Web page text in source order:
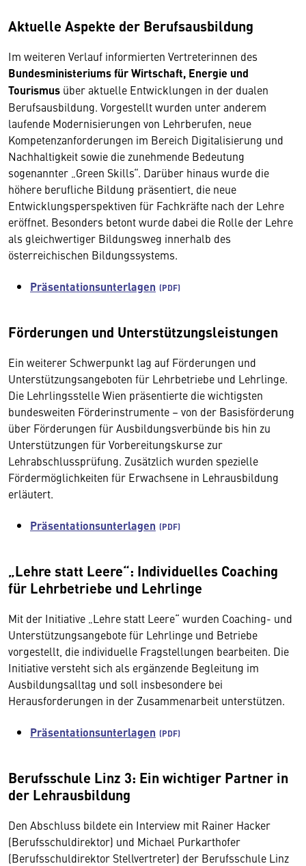
Aktuelle Aspekte der Berufsausbildung
Im weiteren Verlauf informierten Vertreterinnen des
Bundesministeriums für Wirtschaft, Energie und
Tourismus über aktuelle Entwicklungen in der dualen
Berufsausbildung. Vorgestellt wurden unter anderem
laufende Modernisierungen von Lehrberufen, neue
Kompetenzanforderungen im Bereich Digitalisierung und
Nachhaltigkeit sowie die zunehmende Bedeutung
sogenannter „Green Skills“. Darüber hinaus wurde die
höhere berufliche Bildung präsentiert, die neue
Entwicklungsperspektiven für Fachkräfte nach der Lehre
eröffnet. Besonders betont wurde dabei die Rolle der Lehre
als gleichwertiger Bildungsweg innerhalb des
österreichischen Bildungssystems.
Präsentationsunterlagen
Förderungen und Unterstützungsleistungen
Ein weiterer Schwerpunkt lag auf Förderungen und
Unterstützungsangeboten für Lehrbetriebe und Lehrlinge.
Die Lehrlingsstelle Wien präsentierte die wichtigsten
bundesweiten Förderinstrumente – von der Basisförderung
über Förderungen für Ausbildungsverbünde bis hin zu
Unterstützungen für Vorbereitungskurse zur
Lehrabschlussprüfung. Zusätzlich wurden spezielle
Fördermöglichkeiten für Erwachsene in Lehrausbildung
erläutert.
Präsentationsunterlagen
„Lehre statt Leere“: Individuelles Coaching
für Lehrbetriebe und Lehrlinge
Mit der Initiative „Lehre statt Leere“ wurden Coaching- und
Unterstützungsangebote für Lehrlinge und Betriebe
vorgestellt, die individuelle Fragstellungen bearbeiten. Die
Initiative versteht sich als ergänzende Begleitung im
Ausbildungsalltag und soll insbesondere bei
Herausforderungen in der Zusammenarbeit unterstützen.
Präsentationsunterlagen
Berufsschule Linz 3: Ein wichtiger Partner in
der Lehrausbildung
Den Abschluss bildete ein Interview mit Rainer Hacker
(Berufsschuldirektor) und Michael Purkarthofer
(Berufsschuldirektor Stellvertreter) der Berufsschule Linz